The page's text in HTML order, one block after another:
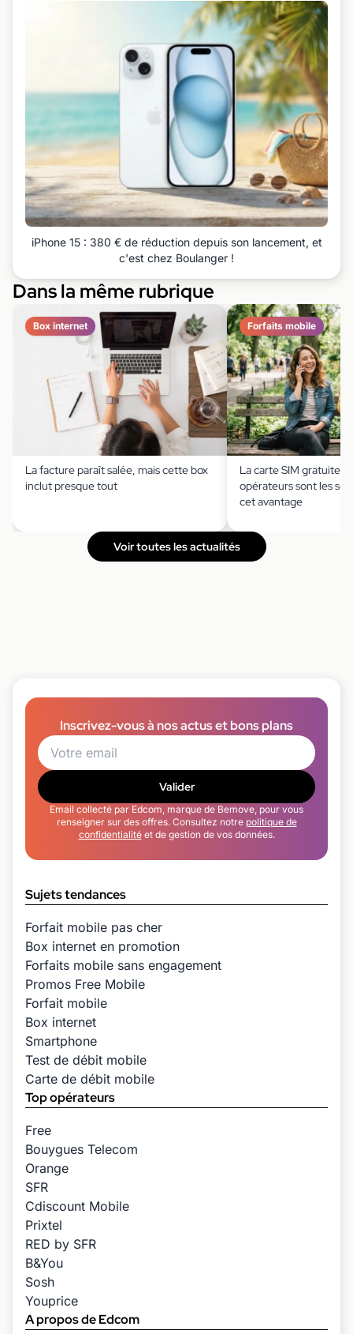
iPhone 15 : 380 € de réduction depuis son lancement, et
c'est chez Boulanger !
Dans la même rubrique
Box internet
La facture paraît salée, mais cette box
inclut presque tout
Forfaits mobile
La carte SIM gratuite ?
opérateurs sont les
cet avantage
Voir toutes les actualités
Inscrivez-vous à nos actus et bons plans
Valider
Email collecté par Edcom, marque de Bemove, pour vous
renseigner sur des offres. Consultez notre politique de
confidentialitéet de gestion de vos données.
Sujets tendances
Forfait mobile pas cher
Box internet en promotion
Forfaits mobile sans engagement
Promos Free Mobile
Forfait mobile
Box internet
Smartphone
Test de débit mobile
Carte de débit mobile
Top opérateurs
Free
Bouygues Telecom
Orange
SFR
Cdiscount Mobile
Prixtel
RED by SFR
B&You
Sosh
Youprice
A propos de Edcom